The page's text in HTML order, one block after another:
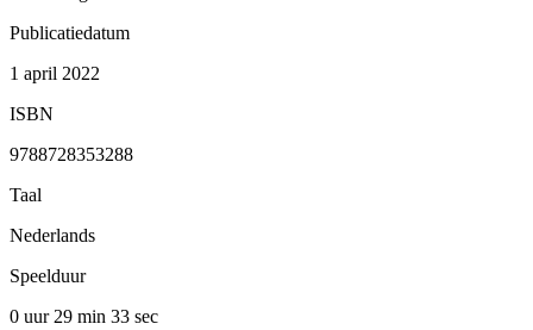
Publicatiedatum
1 april 2022
ISBN
9788728353288
Taal
Nederlands
Speelduur
0 uur 29 min 33 sec